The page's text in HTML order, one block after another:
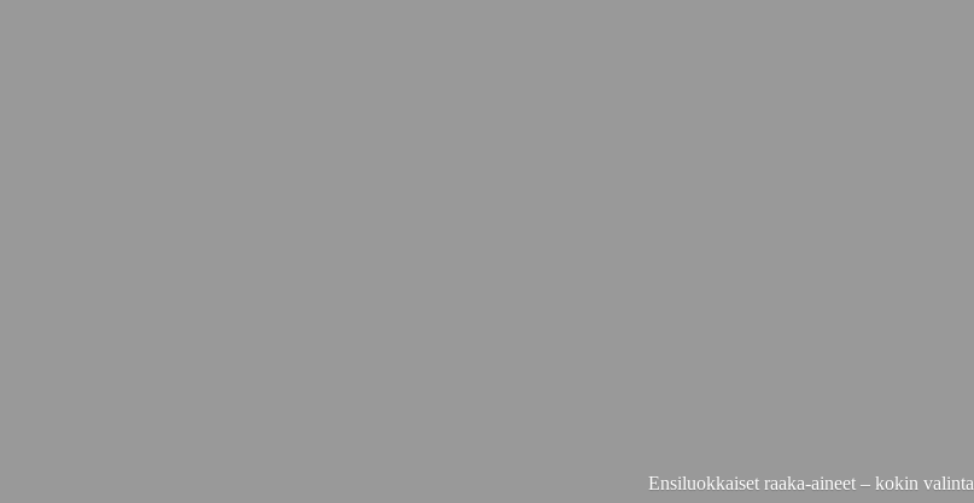
Ensiluokkaiset raaka-aineet – kokin valinta